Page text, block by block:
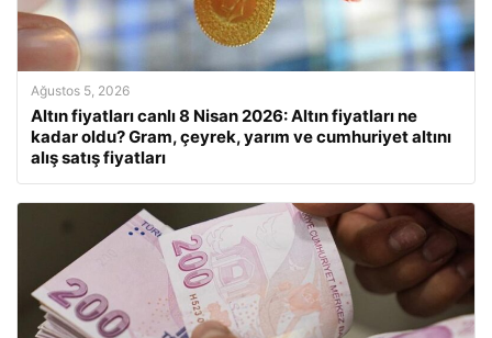
Ağustos 5, 2026
Altın fiyatları canlı 8 Nisan 2026: Altın fiyatları ne
kadar oldu? Gram, çeyrek, yarım ve cumhuriyet altını
alış satış fiyatları